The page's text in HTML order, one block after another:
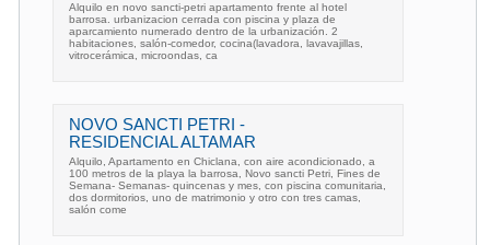
Alquilo en novo sancti-petri apartamento frente al hotel
barrosa. urbanizacion cerrada con piscina y plaza de
aparcamiento numerado dentro de la urbanización. 2
habitaciones, salón-comedor, cocina(lavadora, lavavajillas,
vitrocerámica, microondas, ca
NOVO SANCTI PETRI -
RESIDENCIAL ALTAMAR
Alquilo, Apartamento en Chiclana, con aire acondicionado, a
100 metros de la playa la barrosa, Novo sancti Petri, Fines de
Semana- Semanas- quincenas y mes, con piscina comunitaria,
dos dormitorios, uno de matrimonio y otro con tres camas,
salón come